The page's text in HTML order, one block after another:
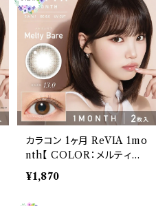
スリー
カラコン 1ヶ月 ReVIA 1mo
nth【 COLOR：メルティベ
ア】カラコン 1ヶ月 １箱２枚
度あり 度なし ナチュラル
¥1,870